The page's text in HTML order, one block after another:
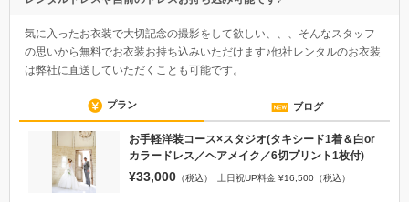
気に入ったお衣装で大切記念の撮影をして欲しい、、、そんなスタッフ
の思いから無料でお衣装お持ち込みいただけます♪他社レンタルのお衣装
は弊社に直送していただくことも可能です。
プラン ブログ
お手軽洋装コース×スタジオ(タキシード1着＆白or
カラードレス／ヘアメイク／6切プリント1枚付)
¥33,000 （税込） 土日祝UP料金 ¥16,500（税込）